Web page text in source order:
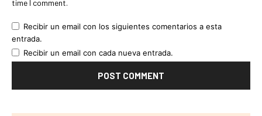
time I comment.
Recibir un email con los siguientes comentarios a esta
entrada.
Recibir un email con cada nueva entrada.